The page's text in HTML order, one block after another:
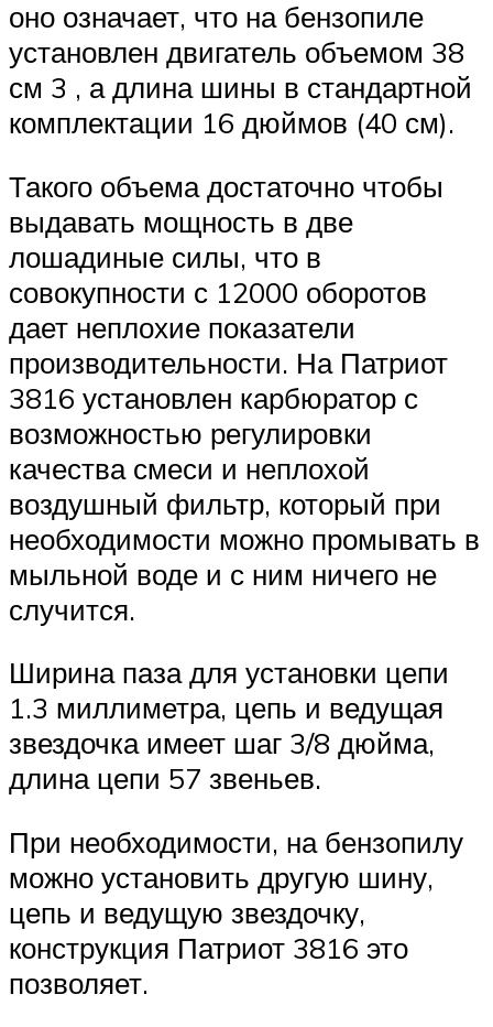
оно означает, что на бензопиле
установлен двигатель объемом 38
см 3 , а длина шины в стандартной
комплектации 16 дюймов (40 см).
Такого объема достаточно чтобы
выдавать мощность в две
лошадиные силы, что в
совокупности с 12000 оборотов
дает неплохие показатели
производительности. На Патриот
3816 установлен карбюратор с
возможностью регулировки
качества смеси и неплохой
воздушный фильтр, который при
необходимости можно промывать в
мыльной воде и с ним ничего не
случится.
Ширина паза для установки цепи
1.3 миллиметра, цепь и ведущая
звездочка имеет шаг 3/8 дюйма,
длина цепи 57 звеньев.
При необходимости, на бензопилу
можно установить другую шину,
цепь и ведущую звездочку,
конструкция Патриот 3816 это
позволяет.